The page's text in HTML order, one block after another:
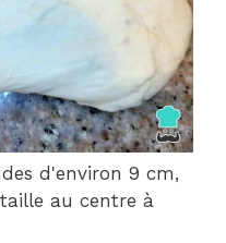
d'environ 9 cm,
au centre à